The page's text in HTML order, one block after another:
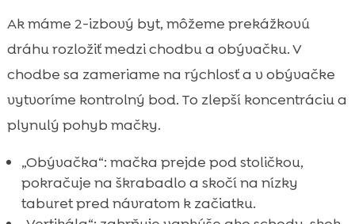
Ak máme 2-izbový byt, môžeme prekážkovú
dráhu rozložiť medzi chodbu a obývačku. V
chodbe sa zameriame na rýchlosť a v obývačke
vytvoríme kontrolný bod. To zlepší koncentráciu a
plynulý pohyb mačky.
„Obývačka“: mačka prejde pod stoličkou,
pokračuje na škrabadlo a skočí na nízky
taburet pred návratom k začiatku.